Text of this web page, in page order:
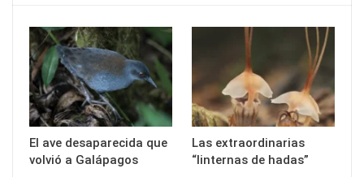
El ave desaparecida que
volvió a Galápagos
Las extraordinarias
“linternas de hadas”